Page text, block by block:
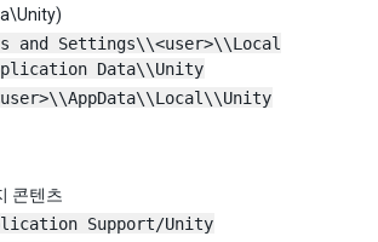
and Settings\\<user>\\Local
Data\\Unity
콘텐츠
Support/Unity